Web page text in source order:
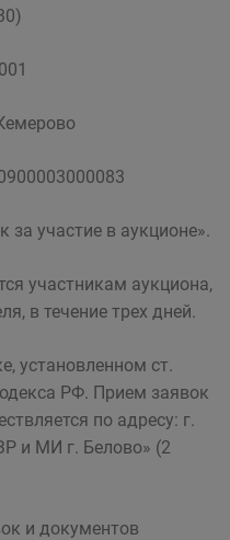
за участие в аукционе».
участникам аукциона,
в течение трех дней.
установленном ст.
РФ. Прием заявок
по адресу: г.
и МИ г. Белово» (2
и документов